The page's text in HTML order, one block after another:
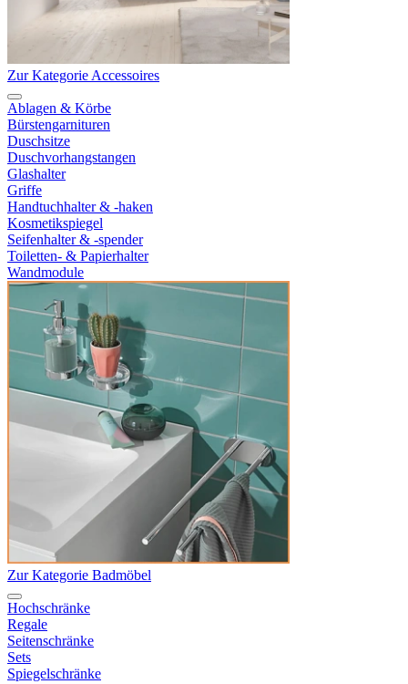
Zur Kategorie Accessoires
Ablagen & Körbe
Bürstengarnituren
Duschsitze
Duschvorhangstangen
Glashalter
Griffe
Handtuchhalter & -haken
Kosmetikspiegel
Seifenhalter & -spender
Toiletten- & Papierhalter
Wandmodule
Zur Kategorie Badmöbel
Hochschränke
Regale
Seitenschränke
Sets
Spiegelschränke